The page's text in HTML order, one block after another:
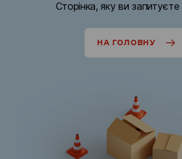
Сторінка, яку ви запитуєте
НА ГОЛОВНУ